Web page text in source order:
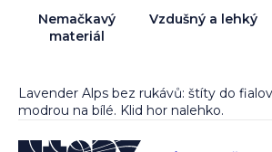
Lavender Alps bez rukávů: štíty do
modrou na bílé. Klid hor nalehko.
Nemačkavý
materiál
Vzdušný a lehký